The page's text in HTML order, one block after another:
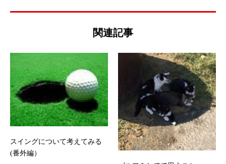
関連記事
スイングについて考えてみる
(番外編）